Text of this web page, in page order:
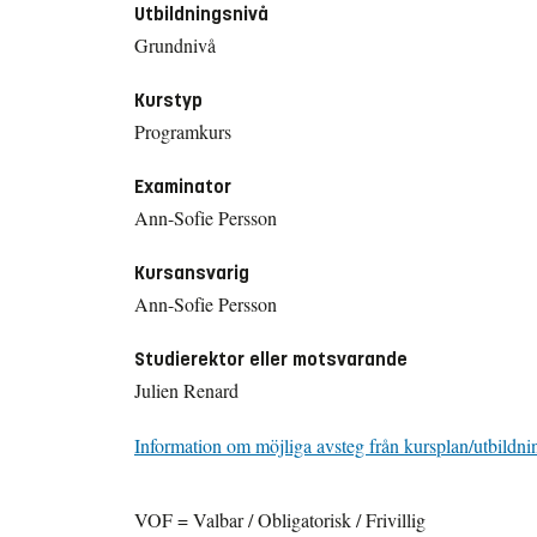
Utbildningsnivå
Grundnivå
Kurstyp
Programkurs
Examinator
Ann-Sofie Persson
Kursansvarig
Ann-Sofie Persson
Studierektor eller motsvarande
Julien Renard
Information om möjliga avsteg från kursplan/
VOF = Valbar / Obligatorisk / Frivillig